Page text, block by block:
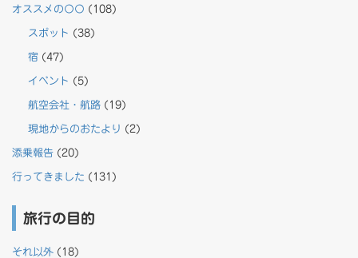
オススメの〇〇 (108)
スポット (38)
宿(47)
イベント (5)
航空会社・航路(19)
現地からのおたより (2)
添乗報告 (20)
行ってきました (131)
旅行の目的
それ以外 (18)